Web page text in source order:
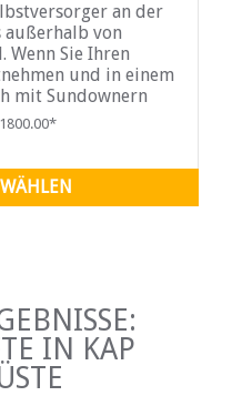
an der
außerhalb von
Sie Ihren
und in einem
mit Sundownern
möchten,
Bubble genau das
IN KAP